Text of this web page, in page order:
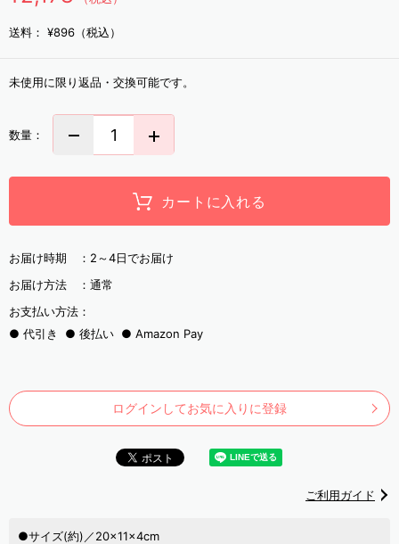
送料： ¥896（税込）
未使用に限り返品・交換可能です。
数量：
カートに入れる
お届け時期 ： 2～4日でお届け
お届け方法 ： 通常
お支払い方法：
代引き
後払い Amazon Pay
ログインしてお気に入りに登録
ご利用ガイド
●サイズ(約)／20×11×4cm